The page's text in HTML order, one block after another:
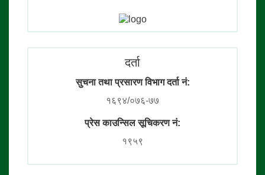
दर्ता
सुचना तथा प्रसारण विभाग दर्ता नं:
१६९४/०७६-७७
प्रेस काउन्सिल सूचिकरण नं:
१९५९